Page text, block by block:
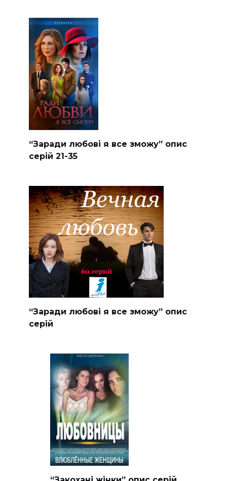
“Заради любові я все зможу” опис
серій 21-35
“Заради любові я все зможу” опис
серій